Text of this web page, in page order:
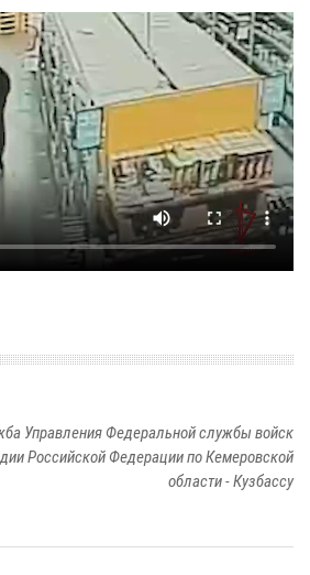
Управления Федеральной службы войск
Российской Федерации по Кемеровской
области - Кузбассу